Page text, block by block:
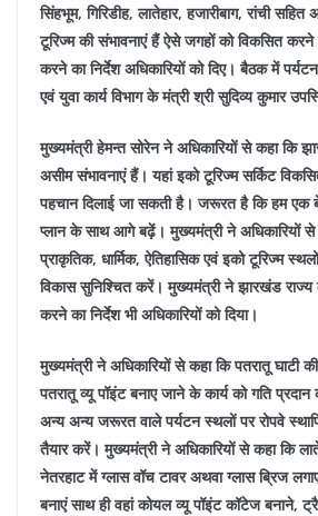
सिंहभूम, गिरिडीह, लातेहार, हजारीबाग, रांची
टूरिज्म की संभावनाएं हैं ऐसे जगहों को विकसित करने
करने का निर्देश अधिकारियों को दिए। बैठक में
एवं युवा कार्य विभाग के मंत्री श्री सुदिव्य कुमार
मुख्यमंत्री हेमन्त सोरेन ने अधिकारियों से कहा कि
असीम संभावनाएं हैं। यहां इको टूरिज्म सर्किट
पहचान दिलाई जा सकती है। जरूरत है कि हम एक
प्लान के साथ आगे बढ़ें। मुख्यमंत्री ने अधिकारियों से
प्राकृतिक, धार्मिक, ऐतिहासिक एवं इको टूरिज्म
विकास सुनिश्चित करें। मुख्यमंत्री ने झारखंड राज्य
करने का निर्देश भी अधिकारियों को दिया।
मुख्यमंत्री ने अधिकारियों से कहा कि पतरातू घाटी
पतरातू व्यू पॉइंट बनाए जाने के कार्य को गति
अन्य अन्य जरूरत वाले पर्यटन स्थलों पर रोपवे
तैयार करें। मुख्यमंत्री ने अधिकारियों से कहा कि
नेतरहाट में ग्लास वॉच टावर अथवा ग्लास ब्रिज
बनाएं साथ ही वहां कोयल व्यू पॉइंट कॉटेज बनाने,